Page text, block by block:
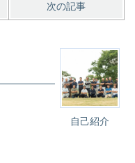
次の記事
自己紹介